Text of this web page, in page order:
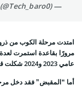
— Bill Tech (@Tech_baro0)
عامي 2023 و2024 شكلت قاعدة منحنية مكتملة.